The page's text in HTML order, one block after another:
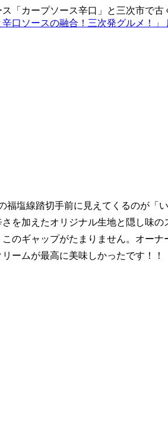
「カープソース辛口」と三次市で
福塩線踏切手前に見えてくるのが「
を加えたオリジナル生地と隠し味の
のギャップがたまりません。オーナ
ームが最高に美味しかったです！！